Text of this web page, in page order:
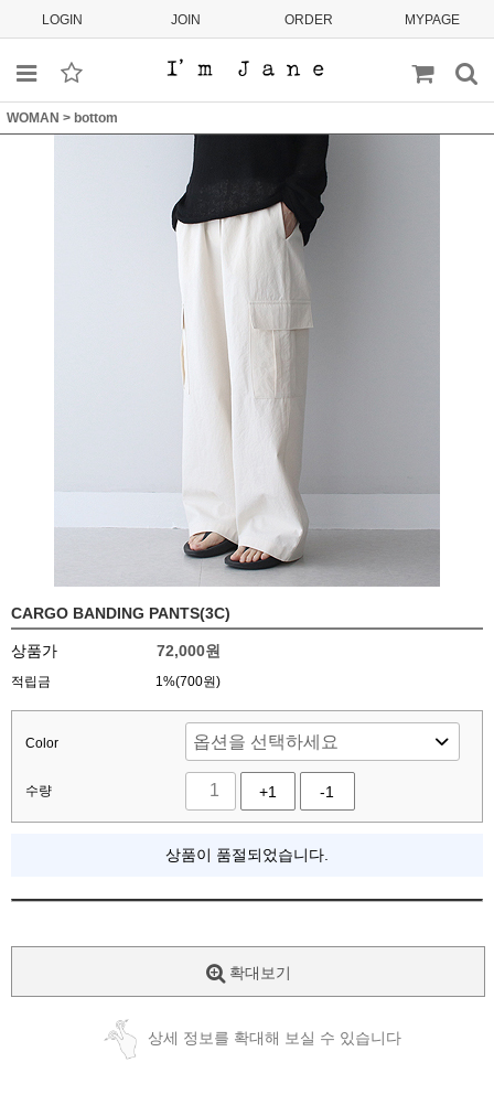
LOGIN JOIN ORDER MYPAGE
WOMAN > bottom
CARGO BANDING PANTS(3C)
상품가 72,000원
적립금 1%(700원)
Color
수량 +1 -1
상품이 품절되었습니다.
확대보기
상세 정보를 확대해 보실 수 있습니다